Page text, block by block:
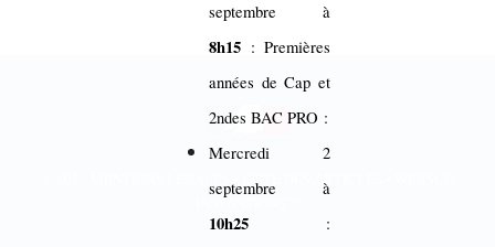
septembre à
8h15 : Premières
années de Cap et
2ndes BAC PRO :
Mercredi 2
septembre à
10h25 :
INNOVATIONS™